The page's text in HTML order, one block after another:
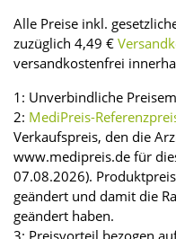
Alle Preise inkl.
zuzüglich 4,49 €
versandkostenfrei
1: Unverbindliche
2: MediPreis-
Verkaufspreis, den die
www.medipreis.de für
07.08.2026).
geändert und damit die
geändert haben.